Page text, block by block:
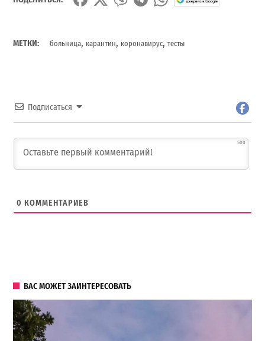
МЕТКИ: больница, карантин, коронавирус,тесты
Подписаться
500
0 КОММЕНТАРИЕВ
ВАС МОЖЕТ ЗАИНТЕРЕСОВАТЬ